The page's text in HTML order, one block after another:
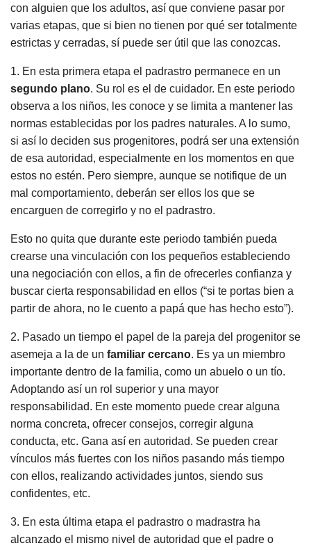
con alguien que los adultos, así que conviene pasar por
varias etapas, que si bien no tienen por qué ser totalmente
estrictas y cerradas, sí puede ser útil que las conozcas.
1. En esta primera etapa el padrastro permanece en un
segundo plano. Su rol es el de cuidador. En este periodo
observa a los niños, les conoce y se limita a mantener las
normas establecidas por los padres naturales. A lo sumo,
si así lo deciden sus progenitores, podrá ser una extensión
de esa autoridad, especialmente en los momentos en que
estos no estén. Pero siempre, aunque se notifique de un
mal comportamiento, deberán ser ellos los que se
encarguen de corregirlo y no el padrastro.
Esto no quita que durante este periodo también pueda
crearse una vinculación con los pequeños estableciendo
una negociación con ellos, a fin de ofrecerles confianza y
buscar cierta responsabilidad en ellos (“si te portas bien a
partir de ahora, no le cuento a papá que has hecho esto”).
2. Pasado un tiempo el papel de la pareja del progenitor se
asemeja a la de un familiar cercano. Es ya un miembro
importante dentro de la familia, como un abuelo o un tío.
Adoptando así un rol superior y una mayor
responsabilidad. En este momento puede crear alguna
norma concreta, ofrecer consejos, corregir alguna
conducta, etc. Gana así en autoridad. Se pueden crear
vínculos más fuertes con los niños pasando más tiempo
con ellos, realizando actividades juntos, siendo sus
confidentes, etc.
3. En esta última etapa el padrastro o madrastra ha
alcanzado el mismo nivel de autoridad que el padre o